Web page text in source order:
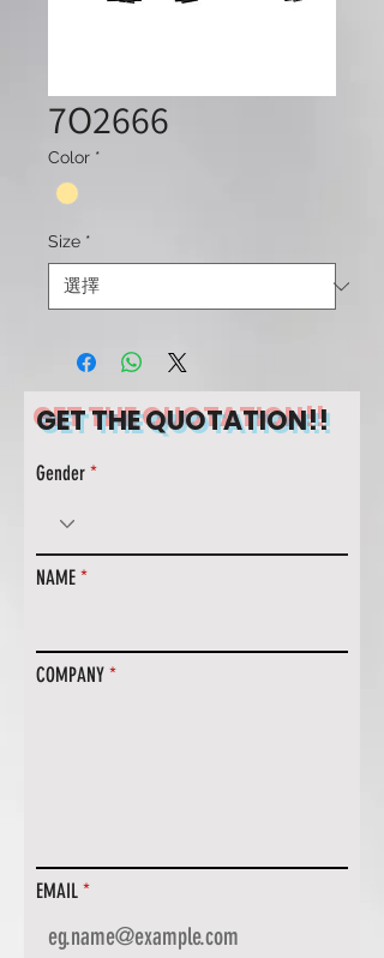
7O2666
Color *
Size *
GET THE QUOTATION!!
Gender
NAME
COMPANY
EMAIL